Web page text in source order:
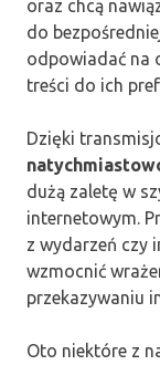
oraz chcą
do
odpowiadać na
treści do ich
Dzięki
dużą zaletę w
internetowym.
z wydarzeń czy
wzmocnić
przekazywaniu
Oto niektóre z